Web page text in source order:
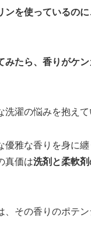
ンを使っているの
みたら、香りがケ
洗濯の悩みを抱えて
優雅な香りを身に纏
真価は洗剤と柔軟
、その香りのポテ